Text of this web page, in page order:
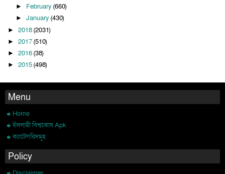
► February (660)
► January (430)
► 2018(2031)
► 2017(510)
► 2016(38)
► 2015(498)
Menu
Home
ইসলামী বিশ্বকোষ Apk
ক্যাটেগরিসমূহ
Policy